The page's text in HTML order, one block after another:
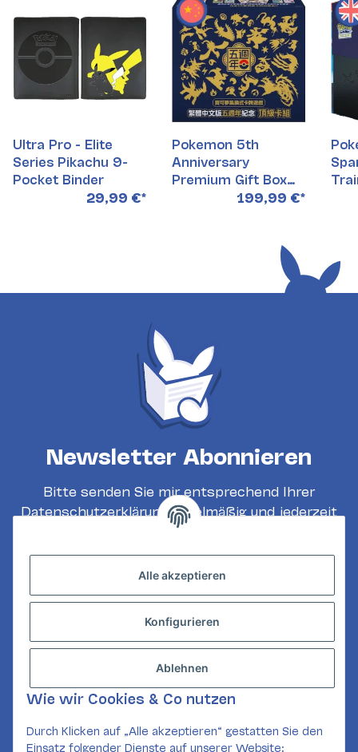
Ultra Pro - Elite
Series Pikachu 9-
Pocket Binder
29,99 €*
Pokemon 5th
Anniversary
Premium Gift Box
(Chinesisch)199,99 €*
Newsletter Abonnieren
Bitte senden Sie mir entsprechend Ihrer
Datenschutzerklärungregelmäßig und jederzeit
widerruflich Informationen zu Ihrem
GESETZLICHE INFORMATIONEN
KONTAKT
Alle akzeptieren
Konfigurieren
Ablehnen
Wie wir Cookies & Co nutzen
Durch Klicken auf „Alle akzeptieren“ gestatten Sie den
Einsatz folgender Dienste auf unserer Website: